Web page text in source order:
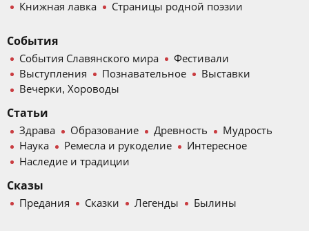
Книжная лавка
Страницы родной поэзии
События
События Славянского мира
Фестивали
Выступления
Познавательное
Выставки
Вечерки, Хороводы
Статьи
Здрава Образование Древность
Мудрость
Наука
Ремесла и рукоделие
Интересное
Наследие и традиции
Сказы
Предания Сказки Легенды Былины